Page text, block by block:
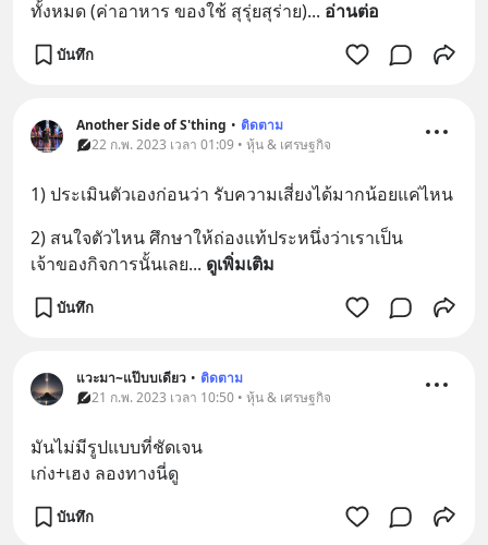
ทั้งหมด (ค่าอาหาร ของใช้ สุรุ่ยสุร่าย)... อ่านต่อ
บันทึก
Another Side of S'thing • ติดตาม
22 ก.พ. 2023 เวลา 01:09 • หุ้น & เศรษฐกิจ
1) ประเมินตัวเองก่อนว่า รับความเสี่ยงได้มากน้อยแค่ไหน
2) สนใจตัวไหน ศึกษาให้ถ่องแท้ประหนึ่งว่าเราเป็น
เจ้าของกิจการนั้นเลย... ดูเพิ่มเติม
บันทึก
แวะมา~แป๊บบเดียว • ติดตาม
21 ก.พ. 2023 เวลา 10:50 • หุ้น & เศรษฐกิจ
มันไม่มีรูปแบบที่ชัดเจน
เก่ง+เฮง ลองทางนี่ดู
บันทึก